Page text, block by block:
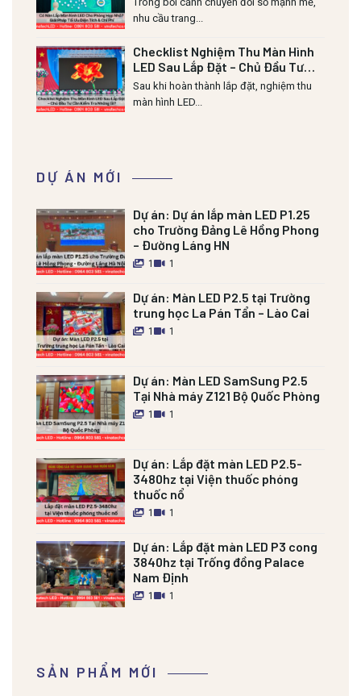
nhu cầu trang...
Checklist Nghiệm Thu Màn Hình
LED Sau Lắp Đặt – Chủ Đầu Tư
Cần Kiểm Tra Những Gì?
Sau khi hoàn thành lắp đặt, nghiệm thu
màn hình LED...
DỰ ÁN MỚI
Dự án: Dự án lắp màn LED P1.25
cho Trường Đảng Lê Hồng Phong
– Đường Láng HN
1 1
Dự án: Màn LED P2.5 tại Trường
trung học La Pán Tẩn – Lào Cai
1 1
Dự án: Màn LED SamSung P2.5
Tại Nhà máy Z121 Bộ Quốc Phòng
1 1
Dự án: Lắp đặt màn LED P2.5-
3480hz tại Viện thuốc phóng
thuốc nổ
1 1
Dự án: Lắp đặt màn LED P3 cong
3840hz tại Trống đồng Palace
Nam Định
1 1
SẢN PHẨM MỚI